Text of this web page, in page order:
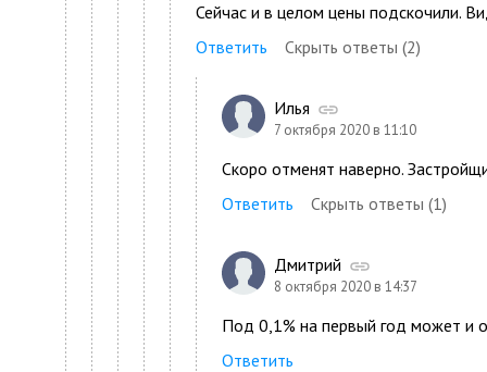
Сейчас и в целом цены подскочили.
Ответить
Скрыть ответы (2)
Илья
7 октября 2020 в 11:10
Скоро отменят наверно.
Ответить
Скрыть ответы (1)
Дмитрий
8 октября 2020 в 14:37
Под 0,1% на первый год может и
Ответить